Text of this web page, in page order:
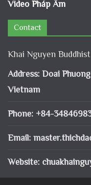
Video Pháp Âm
Contact
Khai Nguyen
Address: Doai
Vietnam
Phone: +84-
Email:
Website: